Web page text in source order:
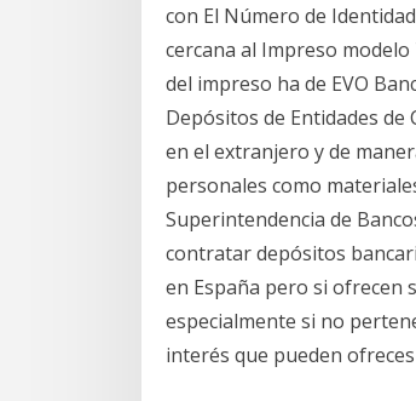
con El Número de
cercana al Impreso modelo
del impreso ha de EVO
Depósitos de Entidades de
en el extranjero y de
personales como
Superintendencia de
contratar depósitos
en España pero si ofrecen
especialmente si no
interés que pueden